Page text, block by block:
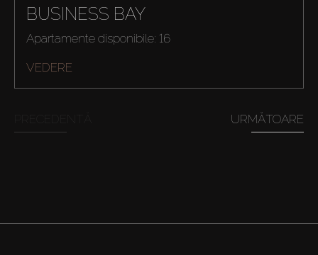
BUSINESS BAY
Apartamente disponibile: 16
VEDERE
URMĂTOARE